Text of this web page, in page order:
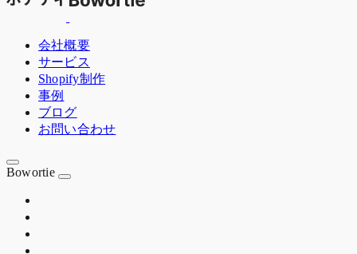
会社概要
サービス
Shopify制作
事例
ブログ
お問い合わせ
Bowortie